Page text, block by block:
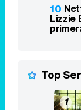
10
Lizzie
Top
1